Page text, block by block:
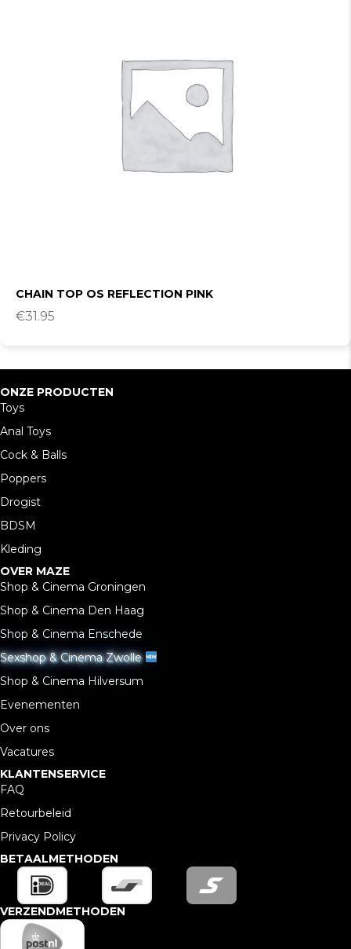
CHAIN TOP OS REFLECTION PINK
€31.95
ONZE PRODUCTEN
Toys
Anal Toys
Cock & Balls
Poppers
Drogist
BDSM
Kleding
OVER MAZE
Shop & Cinema Groningen
Shop & Cinema Den Haag
Shop & Cinema Enschede
Sexshop & Cinema Zwolle
Shop & Cinema Hilversum
Evenementen
Over ons
Vacatures
KLANTENSERVICE
FAQ
Retourbeleid
Privacy Policy
BETAALMETHODEN
VERZENDMETHODEN